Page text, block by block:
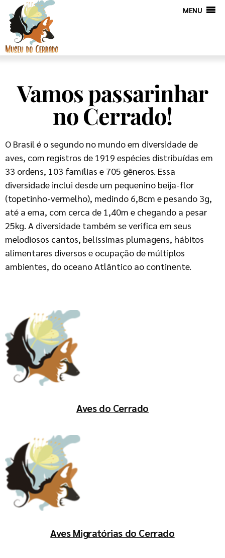
MENU
Vamos passarinhar
no Cerrado!
O Brasil é o segundo no mundo em diversidade de
aves, com registros de 1919 espécies distribuídas em
33 ordens, 103 famílias e 705 gêneros. Essa
diversidade inclui desde um pequenino beija-flor
(topetinho-vermelho), medindo 6,8cm e pesando 3g,
até a ema, com cerca de 1,40m e chegando a pesar
25kg. A diversidade também se verifica em seus
melodiosos cantos, belíssimas plumagens, hábitos
alimentares diversos e ocupação de múltiplos
ambientes, do oceano Atlântico ao continente.
Aves do Cerrado
Aves Migratórias do Cerrado